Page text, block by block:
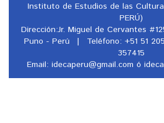
Instituto de Estudios de las
PERÚ)
Dirección:Jr. Miguel de Cervantes
Puno - Perú
| Teléfono: +51 51
357415
Email: idecaperu@gmail.com ó